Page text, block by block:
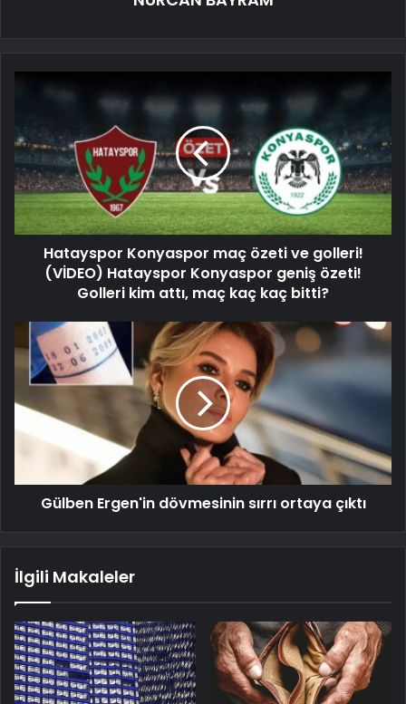
Hatayspor Konyaspor maç özeti ve golleri!
(VİDEO) Hatayspor Konyaspor geniş özeti!
Golleri kim attı, maç kaç kaç bitti?
Gülben Ergen'in dövmesinin sırrı ortaya çıktı
İlgili Makaleler